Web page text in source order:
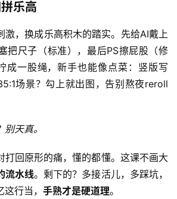
乐高
激，换成乐高积木的踏实。先给AI戴上
把尺子（标准），最后PS擦屁股（修
成一股绳，新手也能像点菜：竖版写
场景？勾上就出图，告别熬夜reroll
天真。
打回原形的痛，懂的都懂。这课不画大
流水线。剩下的？多接活儿，多踩坑，
行当， 手熟才是硬道理。